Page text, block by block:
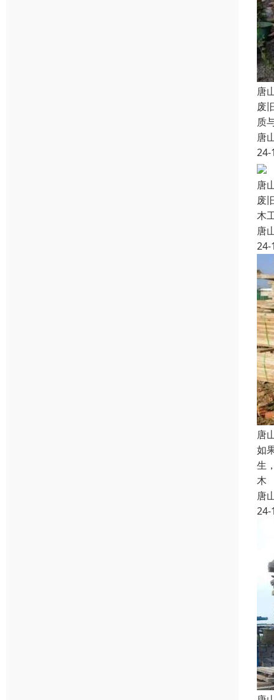
唐
废
质
唐
24-
唐
废
木
唐
24-
唐
如
生
木
唐
24-